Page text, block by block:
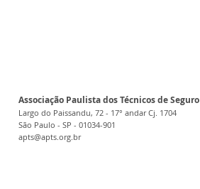
Associação Paulista dos Técnicos de Seguro
Largo do Paissandu, 72 - 17° andar Cj. 1704
São Paulo - SP - 01034-901
apts@apts.org.br